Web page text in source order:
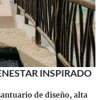
INSPIRADO
de diseño, alta